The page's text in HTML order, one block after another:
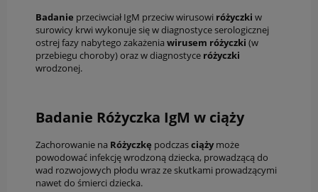
Badanie przeciwciał IgM przeciw wirusowi różyczki w
surowicy krwi wykonuje się w diagnostyce serologicznej
ostrej fazy nabytego zakażenia wirusem różyczki (w
przebiegu choroby) oraz w diagnostyce różyczki
wrodzonej.
Badanie Różyczka IgM w ciąży
Zachorowanie na Różyczkę podczasciążymoże
powodować infekcję wrodzoną dziecka, prowadzącą do
wad rozwojowych płodu wraz ze skutkami prowadzącymi
nawet do śmierci dziecka.